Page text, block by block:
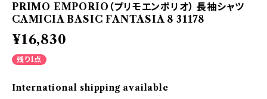
PRIMO EMPORIO（プリモエンポリオ） 長袖シャツ
CAMICIA BASIC FANTASIA 8 31178
¥16,830
残り1点
International shipping available